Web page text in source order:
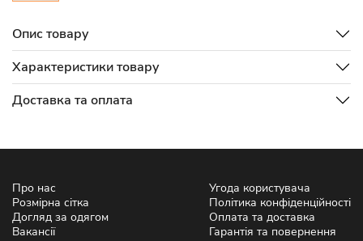
Опис товару
Характеристики товару
Доставка та оплата
Про нас
Розмірна сітка
Догляд за одягом
Вакансії
Угода користувача
Політика конфіденційності
Оплата та доставка
Гарантія та повернення